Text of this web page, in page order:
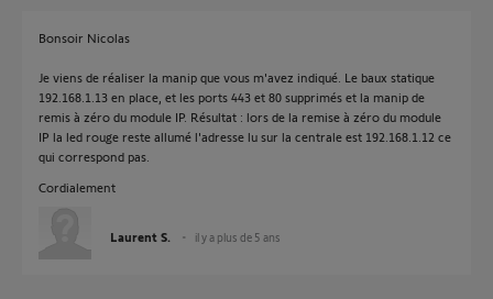
Bonsoir Nicolas
Je viens de réaliser la manip que vous m'avez indiqué. Le baux statique
192.168.1.13 en place, et les ports 443 et 80 supprimés et la manip de
remis à zéro du module IP. Résultat : lors de la remise à zéro du module
IP la led rouge reste allumé l'adresse lu sur la centrale est 192.168.1.12 ce
qui correspond pas.
Cordialement
Laurent S. il y a plus de 5 ans